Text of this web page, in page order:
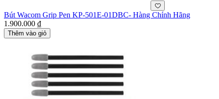
Bút Wacom Grip Pen KP-501E-01DBC- Hàng Chính Hãng
1.900.000 ₫
Thêm vào giỏ